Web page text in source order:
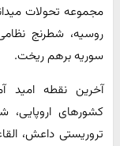
مجموعه تحولات
روسیه، شطرنج
سوریه برهم ریخت.
آخرین نقطه امید
کشورهای
تروریستی داعش،